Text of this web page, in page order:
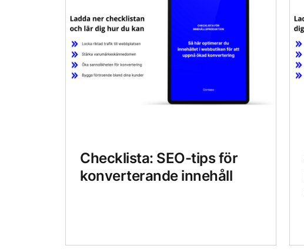
Checklista: SEO-tips för
konverterande innehåll